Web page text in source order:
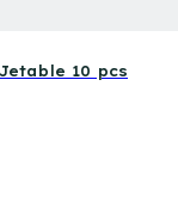
10 pcs